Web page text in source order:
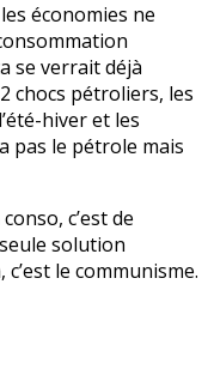
économies ne
se verrait déjà
chocs pétroliers, les
hiver et les
pas le pétrole mais
c’est de
solution
le communisme.